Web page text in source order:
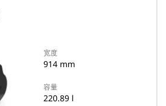
宽度
914 mm
容量
220.89 l